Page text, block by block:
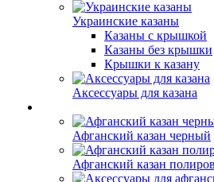
Украинские казаны
Казаны с крышкой
Казаны без крышки
Крышки к казану
Аксессуары для казана
Афганский казан черный
Афганский казан